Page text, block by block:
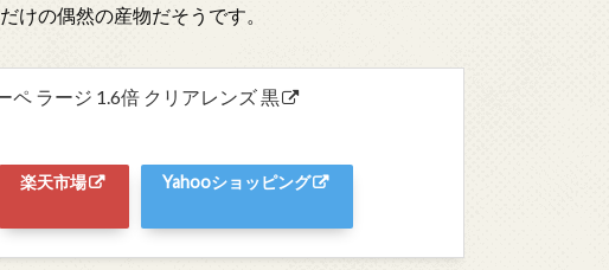
けの偶然の産物だそうです。
ペ ラージ 1.6倍 クリアレンズ 黒
楽天市場 Yahooショッピング